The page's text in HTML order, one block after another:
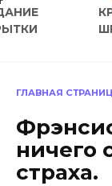
ГЛАВНАЯ
ничего
страха.